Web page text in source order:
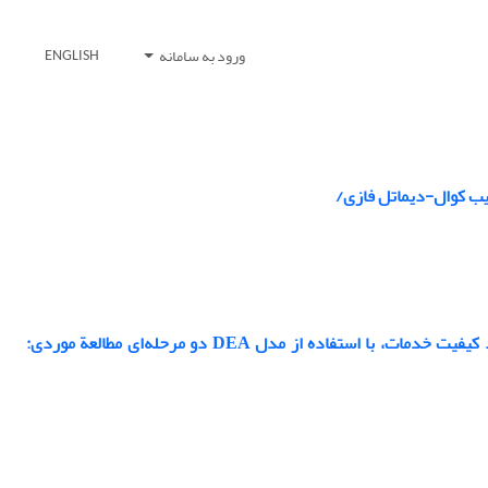
ورود به سامانه ENGLISH
کوال-دیماتل فازی/
بررسی و ارزیابی کارایی کتابخانه‌ها در به‌کارگیری مدیریت دانش و نوآوری به‌منظور بهبود کیفیت خدمات، با استفاده از مدل DEA دو مرحله‌ای مطالعة موردی: